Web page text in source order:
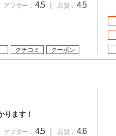
アフター： 4.5 品質： 4.5
クチコミ クーポン
ります！
アフター： 4.5 品質： 4.6